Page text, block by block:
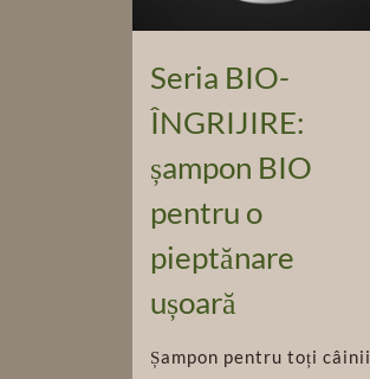
Seria BIO-
ÎNGRIJIRE:
șampon BIO
pentru o
pieptănare
ușoară
Șampon pentru toți câinii